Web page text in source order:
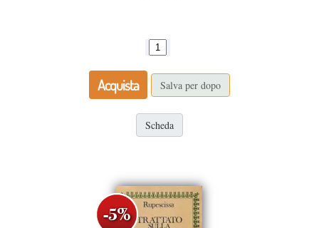
Acquista Salva per dopo
Scheda